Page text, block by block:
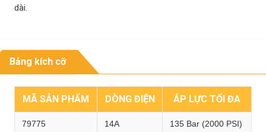
dài.
Bảng kích cỡ
MÃ SẢN PHẨM DÒNG ĐIỆN ÁP LỰC TỐI ĐA
79775 14A 135 Bar (2000 PSI)